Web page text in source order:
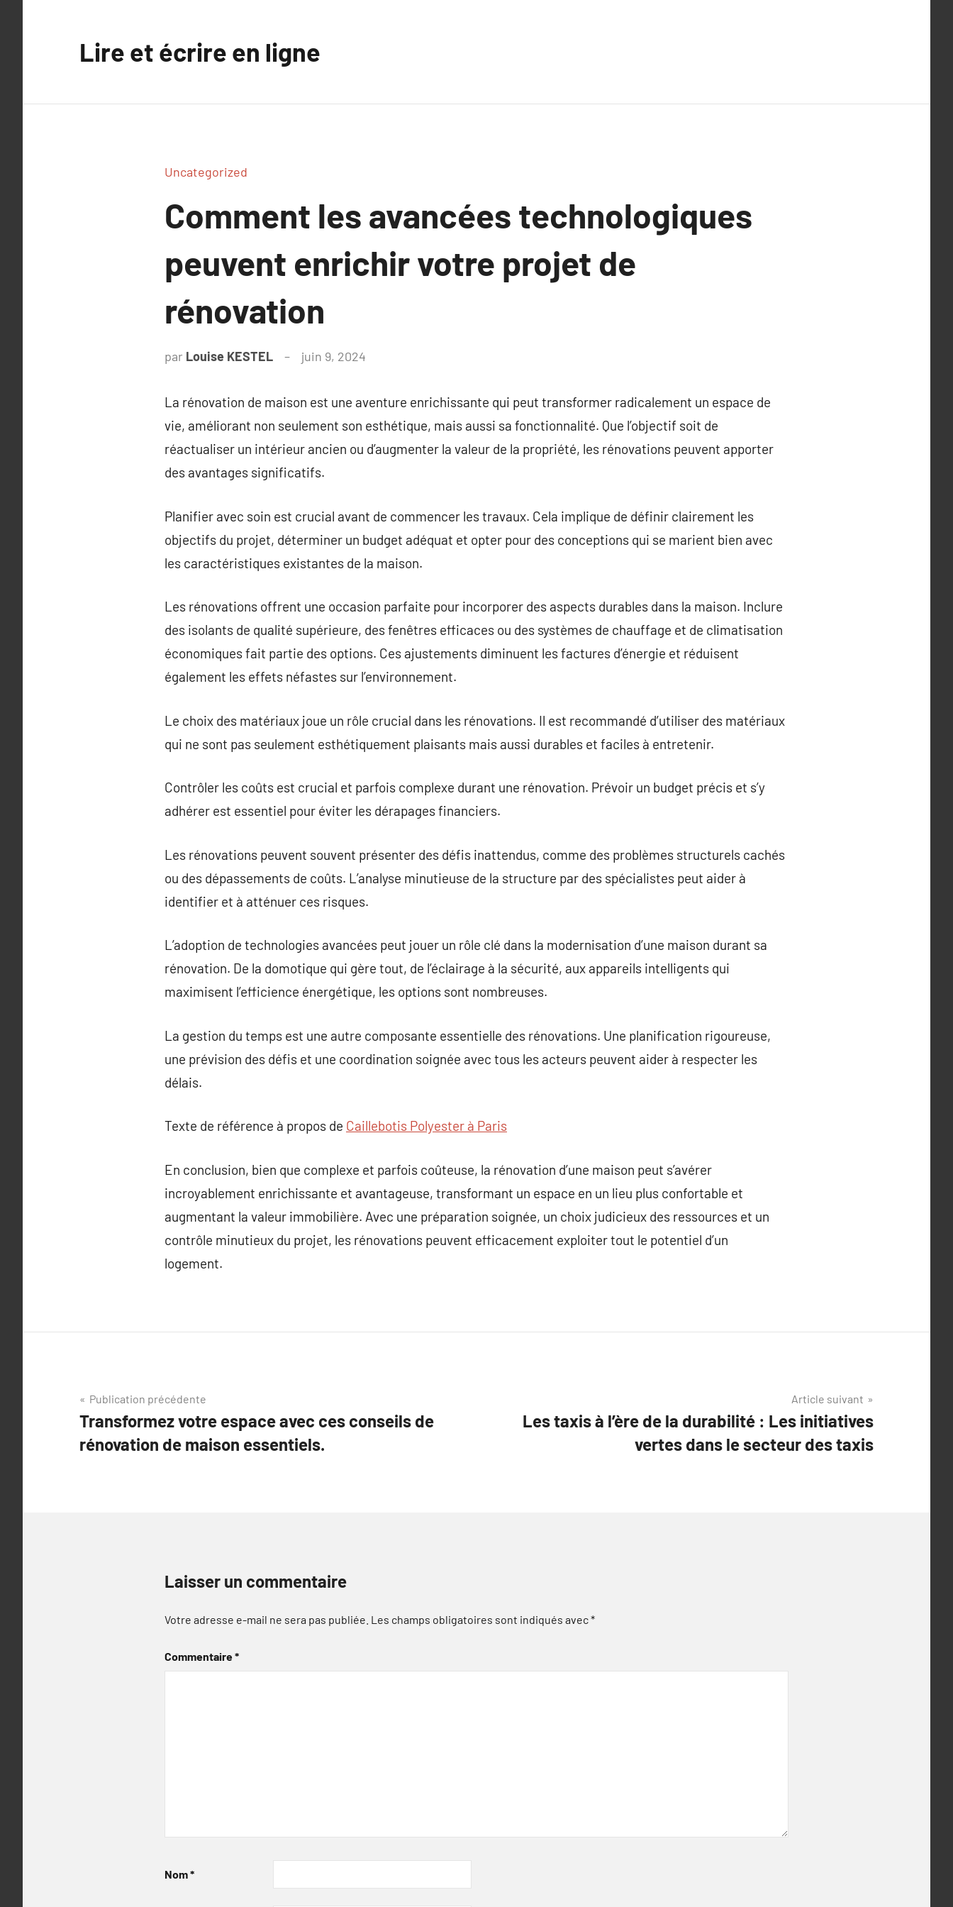
Lire et écrire en ligne
Uncategorized
Comment les avancées technologiques
peuvent enrichir votre projet de
rénovation
par Louise KESTEL juin 9, 2024
La rénovation de maison est une aventure enrichissante qui peut transformer radicalement un espace de
vie, améliorant non seulement son esthétique, mais aussi sa fonctionnalité. Que l’objectif soit de
réactualiser un intérieur ancien ou d’augmenter la valeur de la propriété, les rénovations peuvent apporter
des avantages significatifs.
Planifier avec soin est crucial avant de commencer les travaux. Cela implique de définir clairement les
objectifs du projet, déterminer un budget adéquat et opter pour des conceptions qui se marient bien avec
les caractéristiques existantes de la maison.
Les rénovations offrent une occasion parfaite pour incorporer des aspects durables dans la maison. Inclure
des isolants de qualité supérieure, des fenêtres efficaces ou des systèmes de chauffage et de climatisation
économiques fait partie des options. Ces ajustements diminuent les factures d’énergie et réduisent
également les effets néfastes sur l’environnement.
Le choix des matériaux joue un rôle crucial dans les rénovations. Il est recommandé d’utiliser des matériaux
qui ne sont pas seulement esthétiquement plaisants mais aussi durables et faciles à entretenir.
Contrôler les coûts est crucial et parfois complexe durant une rénovation. Prévoir un budget précis et s’y
adhérer est essentiel pour éviter les dérapages financiers.
Les rénovations peuvent souvent présenter des défis inattendus, comme des problèmes structurels cachés
ou des dépassements de coûts. L’analyse minutieuse de la structure par des spécialistes peut aider à
identifier et à atténuer ces risques.
L’adoption de technologies avancées peut jouer un rôle clé dans la modernisation d’une maison durant sa
rénovation. De la domotique qui gère tout, de l’éclairage à la sécurité, aux appareils intelligents qui
maximisent l’efficience énergétique, les options sont nombreuses.
La gestion du temps est une autre composante essentielle des rénovations. Une planification rigoureuse,
une prévision des défis et une coordination soignée avec tous les acteurs peuvent aider à respecter les
délais.
Texte de référence à propos de Caillebotis Polyester à Paris
En conclusion, bien que complexe et parfois coûteuse, la rénovation d’une maison peut s’avérer
incroyablement enrichissante et avantageuse, transformant un espace en un lieu plus confortable et
augmentant la valeur immobilière. Avec une préparation soignée, un choix judicieux des ressources et un
contrôle minutieux du projet, les rénovations peuvent efficacement exploiter tout le potentiel d’un
logement.
Navigation
de
l’article
Publication précédente
Transformez votre espace avec ces conseils de
rénovation de maison essentiels.
Article suivant
Les taxis à l’ère de la durabilité : Les initiatives
vertes dans le secteur des taxis
Laisser un commentaire
Votre adresse e-mail ne sera pas publiée. Les champs obligatoires sont indiqués avec*
Commentaire*
Nom*